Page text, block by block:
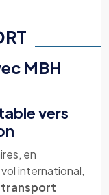
MBH
vers
en
international,
transport